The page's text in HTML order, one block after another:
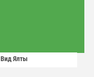
Вид Ялты